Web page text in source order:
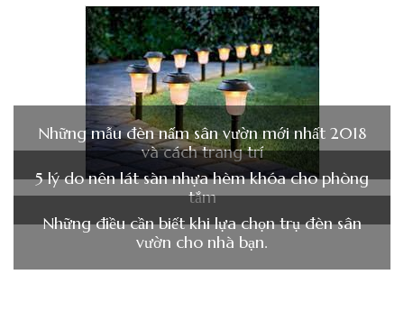
Những mẫu đèn nấm sân vườn mới nhất 2018
và cách trang trí
5 lý do nên lát sàn nhựa hèm khóa cho phòng
tắm
Những điều cần biết khi lựa chọn trụ đèn sân
vườn cho nhà bạn.